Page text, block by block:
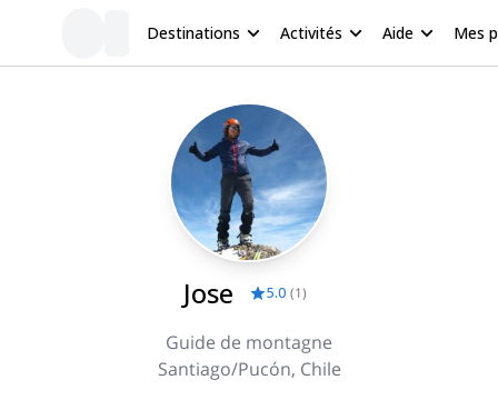
Destinations Activités Aide Mes
Jose 5.0 (1)
Guide de montagne
Santiago/Pucón, Chile